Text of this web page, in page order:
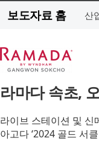
보도자료 홈 산
라마다 속초,
라이브 스테이션 및 신
아고다 ‘2024 골드 서